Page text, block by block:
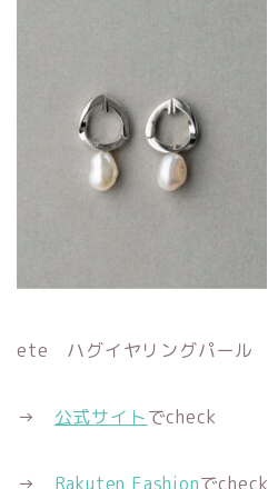
ete ハグイヤリングパール
→ 公式サイトでcheck
→ Rakuten Fashionでcheck